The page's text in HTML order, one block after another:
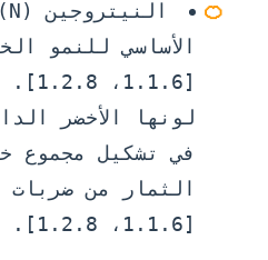
🍊 النيتروجين (N):
الأساسي للنمو
لونها الأخضر
في تشكيل مجموع
الثمار من ضربات
[1.1.6، 1.2.8].